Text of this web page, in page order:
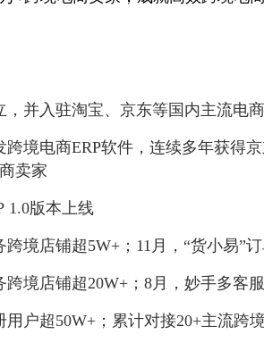
，并入驻淘宝、京东等国内主流电
跨境电商ERP软件，连续多年获得
卖家
1.0版本上线
跨境店铺超5W+；11月，“货小易”
跨境店铺超20W+；8月，妙手多客
用户超50W+；累计对接20+主流跨